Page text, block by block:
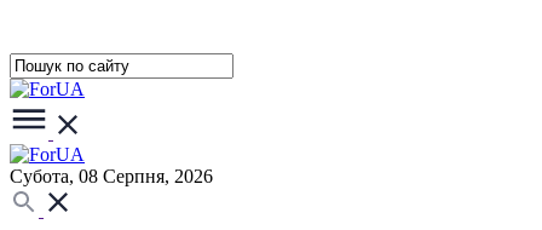
Субота, 08 Серпня, 2026